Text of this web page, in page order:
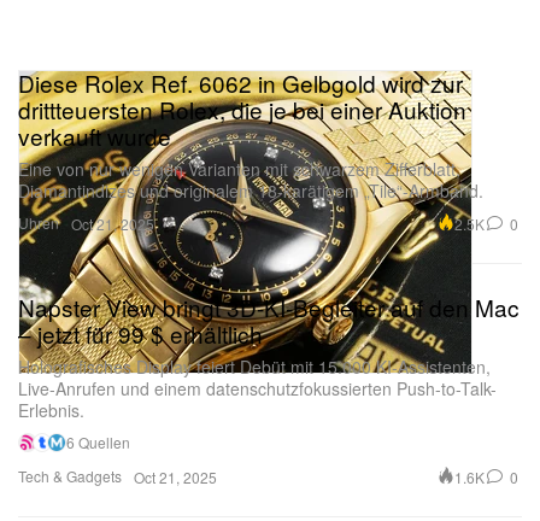
Uhren
Diese Rolex Ref. 6062 in Gelbgold wird zur
drittteuersten Rolex, die je bei einer Auktion
verkauft wurde
Eine von nur wenigen Varianten mit schwarzem Zifferblatt,
Diamantindizes und originalem 18-karätigem „Tile“-Armband.
Oct 21, 2025 2.5K 0
Tech & Gadgets
Napster View bringt 3D-KI-Begleiter auf den Mac
– jetzt für 99 $ erhältlich
Holografisches Display feiert Debüt mit 15.000 KI-Assistenten,
Live-Anrufen und einem datenschutzfokussierten Push-to-Talk-
Erlebnis.
6 Quellen
Oct 21, 2025
1.6K 0